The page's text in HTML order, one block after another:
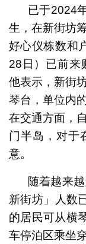
已于2024
生，在新街坊
好心仪栋数和
28日）已前来
他表示，新街
琴台，单位内
在交通方面，
门半岛，对于
意。
随着越来
新街坊」人数
的居民可从横
车停泊区乘坐